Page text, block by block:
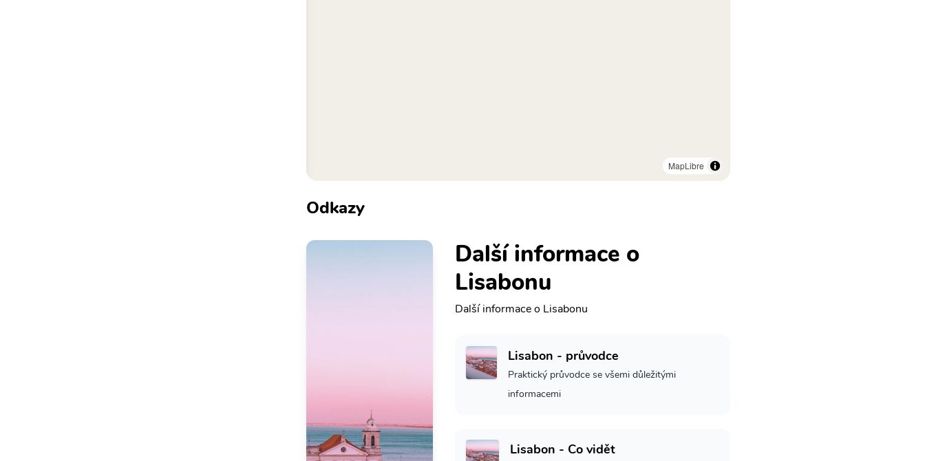
MapLibre
Odkazy
Další informace o
Lisabonu
Další informace o Lisabonu
Lisabon - průvodce
Praktický průvodce se všemi důležitými
informacemi
Lisabon - Co vidět